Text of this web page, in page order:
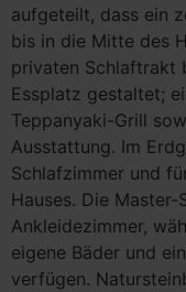
aufgeteilt, dass ein
bis in die Mitte des
privaten Schlaftrakt
Essplatz gestaltet;
Teppanyaki-Grill
Ausstattung. Im
Schlafzimmer und
Hauses. Die
Ankleidezimmer,
eigene Bäder und
verfügen.